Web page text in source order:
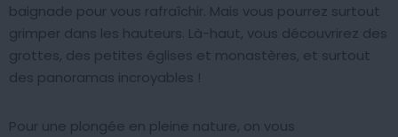
baignade pour vous rafraîchir. Mais vous pourrez surtout
grimper dans les hauteurs. Là-haut, vous découvrirez des
grottes, des petites églises et monastères, et surtout
des panoramas incroyables !
Pour une plongée en pleine nature, on vous